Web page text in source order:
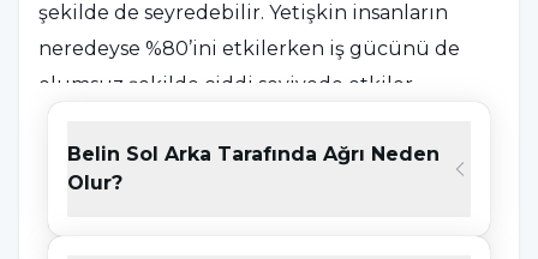
şekilde de seyredebilir. Yetişkin insanların
neredeyse %80’ini etkilerken iş gücünü de
olumsuz şekilde ciddi seviyede etkiler.
Bel Ağrısı Nedenleri
İnsan vücudunda 5 omur bölgesini oluşturan
Belin Sol Arka Tarafında Ağrı Neden
Olur?